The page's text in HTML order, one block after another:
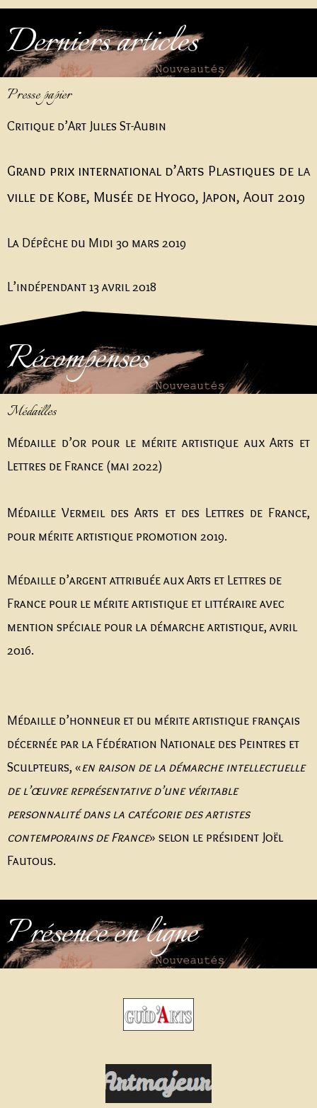
Presse papier
Critique d’Art Jules St-Aubin
Grand prix international d’Arts Plastiques de la
ville de Kobe, Musée de Hyogo, Japon, Aout 2019
La Dépêche du Midi 30 mars 2019
L’indépendant 13 avril 2018
Derniers articles
Récompenses
Médailles
Médaille d’or pour le mérite artistique aux Arts et
Lettres de France (mai 2022)
Médaille Vermeil des Arts et des Lettres de France,
pour mérite artistique promotion 2019.
Médaille d’argent attribuée aux Arts et Lettres de
France pour le mérite artistique et littéraire avec
mention spéciale pour la démarche artistique, avril
2016.
Médaille d’honneur et du mérite artistique français
décernée par la Fédération Nationale des Peintres et
Sculpteurs, «en raison de la démarche intellectuelle
de l’œuvre représentative d’une véritable
personnalité dans la catégorie des artistes
contemporains de France» selon le président Joël
Fautous.
Présence en ligne